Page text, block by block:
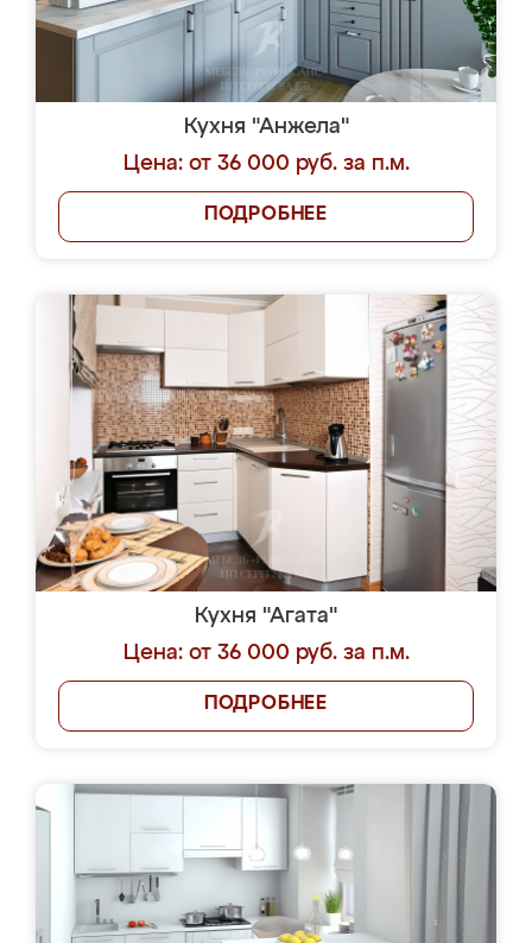
Кухня "Анжела"
Цена: от 36 000 руб. за п.м.
ПОДРОБНЕЕ
Кухня "Агата"
Цена: от 36 000 руб. за п.м.
ПОДРОБНЕЕ